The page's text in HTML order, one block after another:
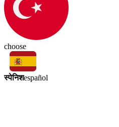
choose
स्पेनिशespañol